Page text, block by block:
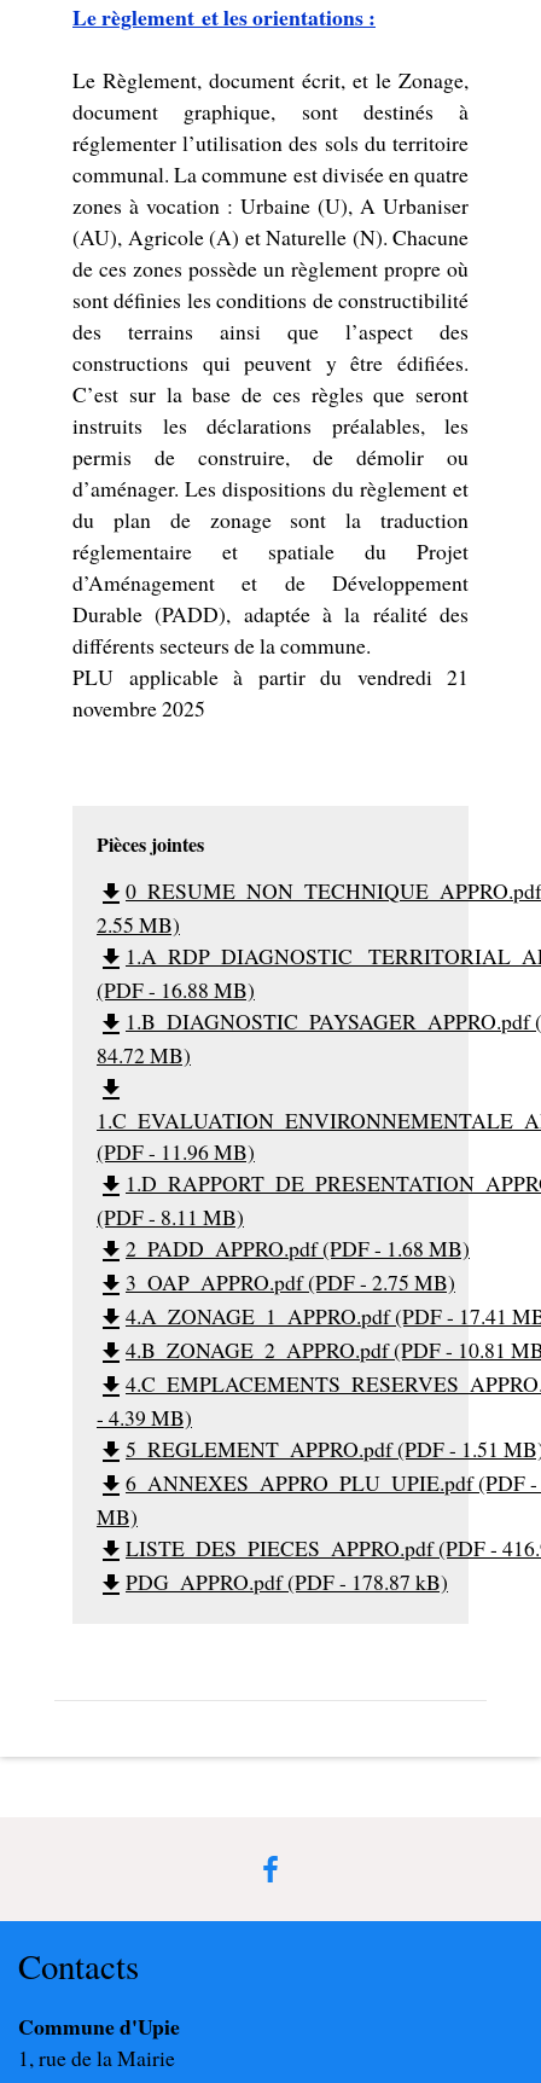
Le règlement et les orientations :
Le Règlement, document écrit, et le Zonage,
document graphique, sont destinés à
réglementer l’utilisation des sols du territoire
communal. La commune est divisée en quatre
zones à vocation : Urbaine (U), A Urbaniser
(AU), Agricole (A) et Naturelle (N). Chacune
de ces zones possède un règlement propre où
sont définies les conditions de constructibilité
des terrains ainsi que l’aspect des
constructions qui peuvent y être édifiées.
C’est sur la base de ces règles que seront
instruits les déclarations préalables, les
permis de construire, de démolir ou
d’aménager. Les dispositions du règlement et
du plan de zonage sont la traduction
réglementaire et spatiale du Projet
d’Aménagement et de Développement
Durable (PADD), adaptée à la réalité des
différents secteurs de la commune.
PLU applicable à partir du vendredi 21
novembre 2025
Pièces jointes
file_download
2.55 MB)
file_download 1.A_RDP_DIAGNOSTIC
(PDF - 16.88 MB)
file_download 1.B_DIAGNOSTIC_PAYSAGER_APPRO.pdf
84.72 MB)
file_download
(PDF - 11.96 MB)
file_download
(PDF - 8.11 MB)
file_download 2_PADD_APPRO.pdf (PDF - 1.68 MB)
file_download 3_OAP_APPRO.pdf (PDF - 2.75 MB)
file_download 4.A_ZONAGE_1_APPRO.pdf (PDF - 17.41
file_download 4.B_ZONAGE_2_APPRO.pdf (PDF - 10.81
file_download
- 4.39 MB)
file_download 5_REGLEMENT_APPRO.pdf (PDF - 1.51
file_download 6_ANNEXES_APPRO_PLU_UPIE.pdf (PDF -
MB)
file_download LISTE_DES_PIECES_APPRO.pdf (PDF -
file_download PDG_APPRO.pdf (PDF - 178.87 kB)
Contacts
Commune d'Upie
1, rue de la Mairie